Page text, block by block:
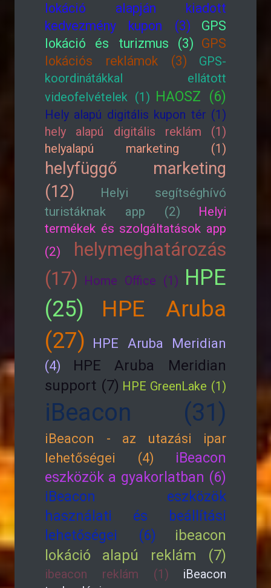
lokáció alapján kiadott
kedvezmény kupon (3)
GPS
lokáció és turizmus (3) GPS
lokációs reklámok (3)
GPS-
koordinátákkal ellátott
videofelvételek (1) HAOSZ (6)
Hely alapú digitális kupon tér (1)
hely alapú digitális reklám (1)
helyalapú marketing (1)
helyfüggő marketing
(12)
Helyi segítséghívó
turistáknak app (2)
Helyi
termékek és szolgáltatások app
(2)
helymeghatározás
(17) Home Office (1) HPE
(25)
HPE Aruba
(27)
HPE Aruba Meridian
(4)
HPE Aruba Meridian
support (7) HPE GreenLake (1)
iBeacon (31)
iBeacon - az utazási ipar
lehetőségei (4)
iBeacon
eszközök a gyakorlatban (6)
iBeacon eszközök
használati és beállítási
lehetőségei (6)
ibeacon
lokáció alapú reklám (7)
ibeacon reklám (1)
iBeacon